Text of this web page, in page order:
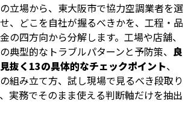
立場から、東大阪市で協力空調業者を選
、どこを自社が握るべきかを、工程・品
の四方向から分解します。工場や店舗、
典型的なトラブルパターンと予防策、 良
抜く13の具体的なチェックポイント、
組み立て方、試し現場で見るべき段取り
実務でそのまま使える判断軸だけを抽出